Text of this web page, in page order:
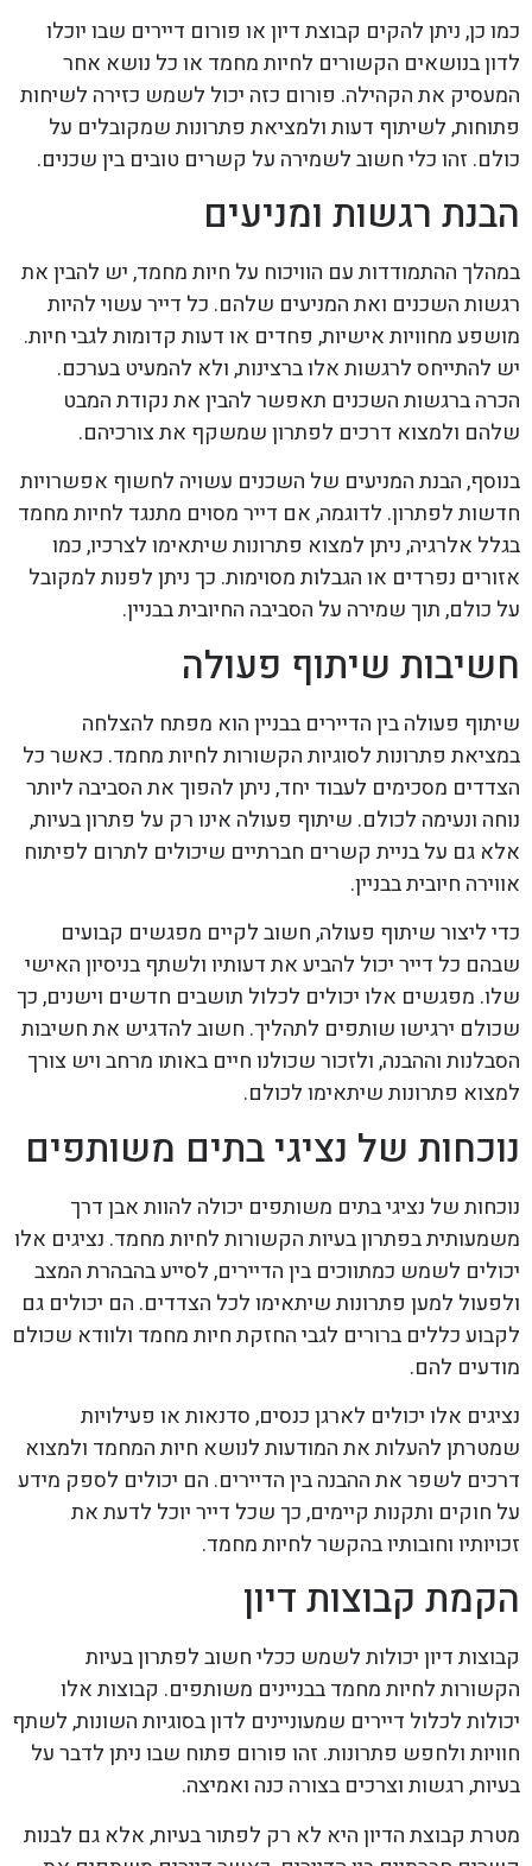
כמו כן, ניתן להקים קבוצת דיון או פורום דיירים שבו יוכלו
לדון בנושאים הקשורים לחיות מחמד או כל נושא אחר
המעסיק את הקהילה. פורום כזה יכול לשמש כזירה לשיחות
פתוחות, לשיתוף דעות ולמציאת פתרונות שמקובלים על
כולם. זהו כלי חשוב לשמירה על קשרים טובים בין שכנים.
הבנת רגשות ומניעים
במהלך ההתמודדות עם הוויכוח על חיות מחמד, יש להבין את
רגשות השכנים ואת המניעים שלהם. כל דייר עשוי להיות
מושפע מחוויות אישיות, פחדים או דעות קדומות לגבי חיות.
יש להתייחס לרגשות אלו ברצינות, ולא להמעיט בערכם.
הכרה ברגשות השכנים תאפשר להבין את נקודת המבט
שלהם ולמצוא דרכים לפתרון שמשקף את צורכיהם.
בנוסף, הבנת המניעים של השכנים עשויה לחשוף אפשרויות
חדשות לפתרון. לדוגמה, אם דייר מסוים מתנגד לחיות מחמד
בגלל אלרגיה, ניתן למצוא פתרונות שיתאימו לצרכיו, כמו
אזורים נפרדים או הגבלות מסוימות. כך ניתן לפנות למקובל
על כולם, תוך שמירה על הסביבה החיובית בבניין.
חשיבות שיתוף פעולה
שיתוף פעולה בין הדיירים בבניין הוא מפתח להצלחה
במציאת פתרונות לסוגיות הקשורות לחיות מחמד. כאשר כל
הצדדים מסכימים לעבוד יחד, ניתן להפוך את הסביבה ליותר
נוחה ונעימה לכולם. שיתוף פעולה אינו רק על פתרון בעיות,
אלא גם על בניית קשרים חברתיים שיכולים לתרום לפיתוח
אווירה חיובית בבניין.
כדי ליצור שיתוף פעולה, חשוב לקיים מפגשים קבועים
שבהם כל דייר יכול להביע את דעותיו ולשתף בניסיון האישי
שלו. מפגשים אלו יכולים לכלול תושבים חדשים וישנים, כך
שכולם ירגישו שותפים לתהליך. חשוב להדגיש את חשיבות
הסבלנות וההבנה, ולזכור שכולנו חיים באותו מרחב ויש צורך
למצוא פתרונות שיתאימו לכולם.
נוכחות של נציגי בתים משותפים
נוכחות של נציגי בתים משותפים יכולה להוות אבן דרך
משמעותית בפתרון בעיות הקשורות לחיות מחמד. נציגים אלו
יכולים לשמש כמתווכים בין הדיירים, לסייע בהבהרת המצב
ולפעול למען פתרונות שיתאימו לכל הצדדים. הם יכולים גם
לקבוע כללים ברורים לגבי החזקת חיות מחמד ולוודא שכולם
מודעים להם.
נציגים אלו יכולים לארגן כנסים, סדנאות או פעילויות
שמטרתן להעלות את המודעות לנושא חיות המחמד ולמצוא
דרכים לשפר את ההבנה בין הדיירים. הם יכולים לספק מידע
על חוקים ותקנות קיימים, כך שכל דייר יוכל לדעת את
זכויותיו וחובותיו בהקשר לחיות מחמד.
הקמת קבוצות דיון
קבוצות דיון יכולות לשמש ככלי חשוב לפתרון בעיות
הקשורות לחיות מחמד בבניינים משותפים. קבוצות אלו
יכולות לכלול דיירים שמעוניינים לדון בסוגיות השונות, לשתף
חוויות ולחפש פתרונות. זהו פורום פתוח שבו ניתן לדבר על
בעיות, רגשות וצרכים בצורה כנה ואמיצה.
מטרת קבוצת הדיון היא לא רק לפתור בעיות, אלא גם לבנות